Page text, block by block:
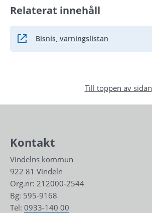
Relaterat innehåll
Bisnis, varningslistan
Länk till annan webbplats.
Till toppen av sidan
Kontakt
Vindelns kommun
922 81 Vindeln
Org.nr: 212000-2544
Bg: 595-9168
Tel: 0933-140 00